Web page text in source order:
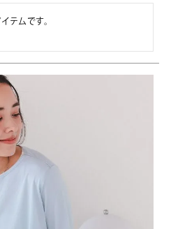
テムです。